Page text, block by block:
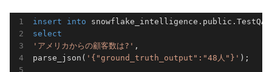
insert
into
select
'アメリカからの顧客数は?' ,
parse_json( '{"ground_truth_output":"48人"}' );